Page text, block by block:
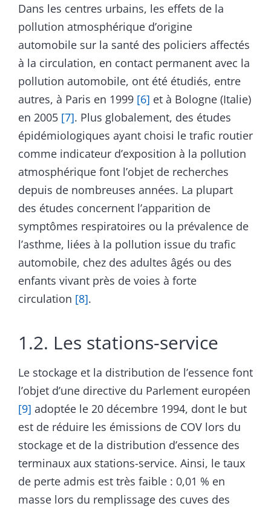
Dans les centres urbains, les effets de la
pollution atmosphérique d’origine
automobile sur la santé des policiers affectés
à la circulation, en contact permanent avec la
pollution automobile, ont été étudiés, entre
autres, à Paris en 1999 [6] et à Bologne (Italie)
en 2005 [7]. Plus globalement, des études
épidémiologiques ayant choisi le trafic routier
comme indicateur d’exposition à la pollution
atmosphérique font l’objet de recherches
depuis de nombreuses années. La plupart
des études concernent l’apparition de
symptômes respiratoires ou la prévalence de
l’asthme, liées à la pollution issue du trafic
automobile, chez des adultes âgés ou des
enfants vivant près de voies à forte
circulation [8].
1.2. Les stations-service
Le stockage et la distribution de l’essence font
l’objet d’une directive du Parlement européen
[9] adoptée le 20 décembre 1994, dont le but
est de réduire les émissions de COV lors du
stockage et de la distribution d’essence des
terminaux aux stations-service. Ainsi, le taux
de perte admis est très faible : 0,01 % en
masse lors du remplissage des cuves des